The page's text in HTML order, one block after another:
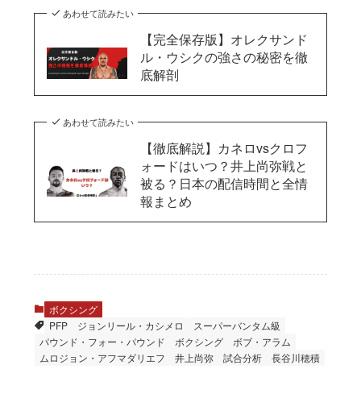
あわせて読みたい
【完全保存版】オレクサンド
ル・ウシクの強さの秘密を徹
底解剖
あわせて読みたい
【徹底解説】カネロvsクロフ
ォードはいつ？井上尚弥戦と
被る？日本の配信時間と全情
報まとめ
ボクシング
PFP
ジョンリール・カシメロ
スーパーバンタム級
パウンド・フォー・パウンド
ボクシング
ボブ・アラム
ムロジョン・アフマダリエフ
井上尚弥 試合分析 長谷川穂積